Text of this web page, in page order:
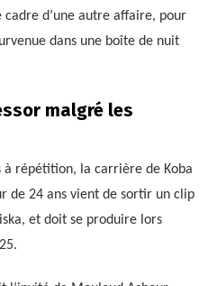
cadre d’une autre affaire, pour
dans une boîte de nuit
malgré les
répétition, la carrière de Koba
de 24 ans vient de sortir un clip
et doit se produire lors